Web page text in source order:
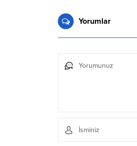
Yorumlar